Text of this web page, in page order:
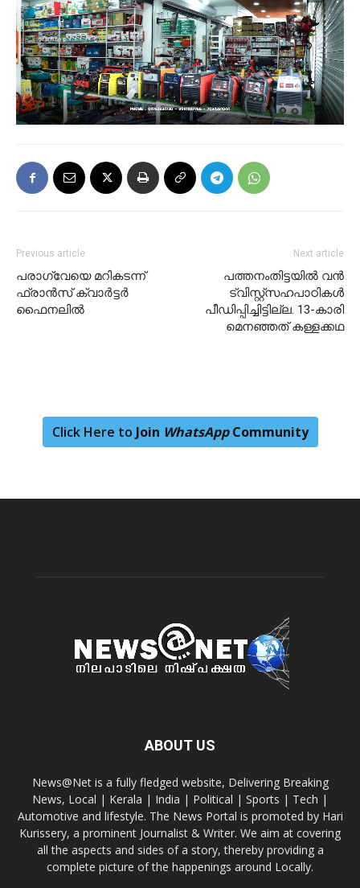
Previous article
പരാഗ്വേയെ മറികടന്ന്
ഫ്രാൻസ് ക്വാർട്ടർ
ഫൈനലിൽ
Next article
പത്തനംതിട്ടയിൽ വൻ
ട്വിസ്റ്റ്സഹപാഠികൾ
പീഡിപ്പിച്ചിട്ടില്ല. 13-കാരി
മെനഞ്ഞത് കള്ളക്കഥ
Click Here to Join WhatsAppCommunity
ABOUT US
News@Net is a fully fledged website, Delivering Breaking
News, Local | Kerala | India | Political | Sports | Tech |
Automotive and lifestyle. The News Portal is promoted by Hari
Kurissery, a prominent Journalist & Writer. We aim at covering
all the aspects and sides of a story, thereby providing a
complete picture of the happenings around Locally.